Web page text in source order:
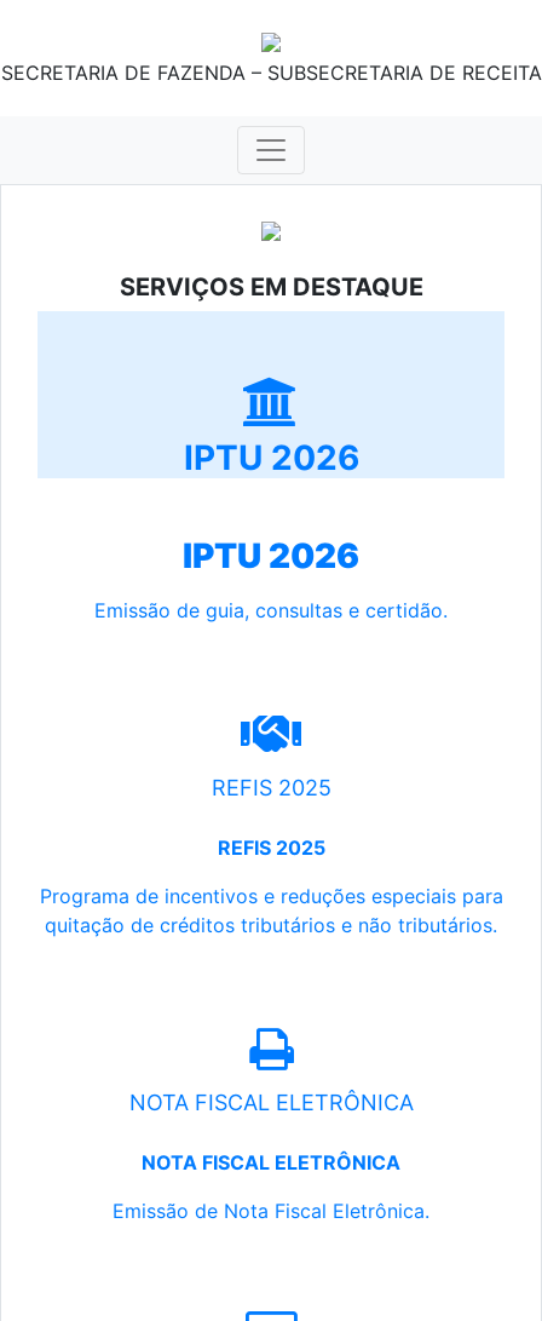
SECRETARIA DE FAZENDA – SUBSECRETARIA DE RECEITA
SERVIÇOS EM DESTAQUE
IPTU 2026
IPTU 2026
Emissão de guia, consultas e certidão.
REFIS 2025
REFIS 2025
Programa de incentivos e reduções especiais para
quitação de créditos tributários e não tributários.
NOTA FISCAL ELETRÔNICA
NOTA FISCAL ELETRÔNICA
Emissão de Nota Fiscal Eletrônica.